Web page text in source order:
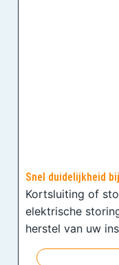
Snel duidelijkheid
Kortsluiting of
elektrische
herstel van uw